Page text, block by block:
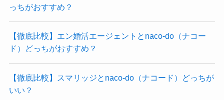
っちがおすすめ？
【徹底比較】エン婚活エージェントとnaco-do（ナコー
ド）どっちがおすすめ？
【徹底比較】スマリッジとnaco-do（ナコード）どっちが
いい？